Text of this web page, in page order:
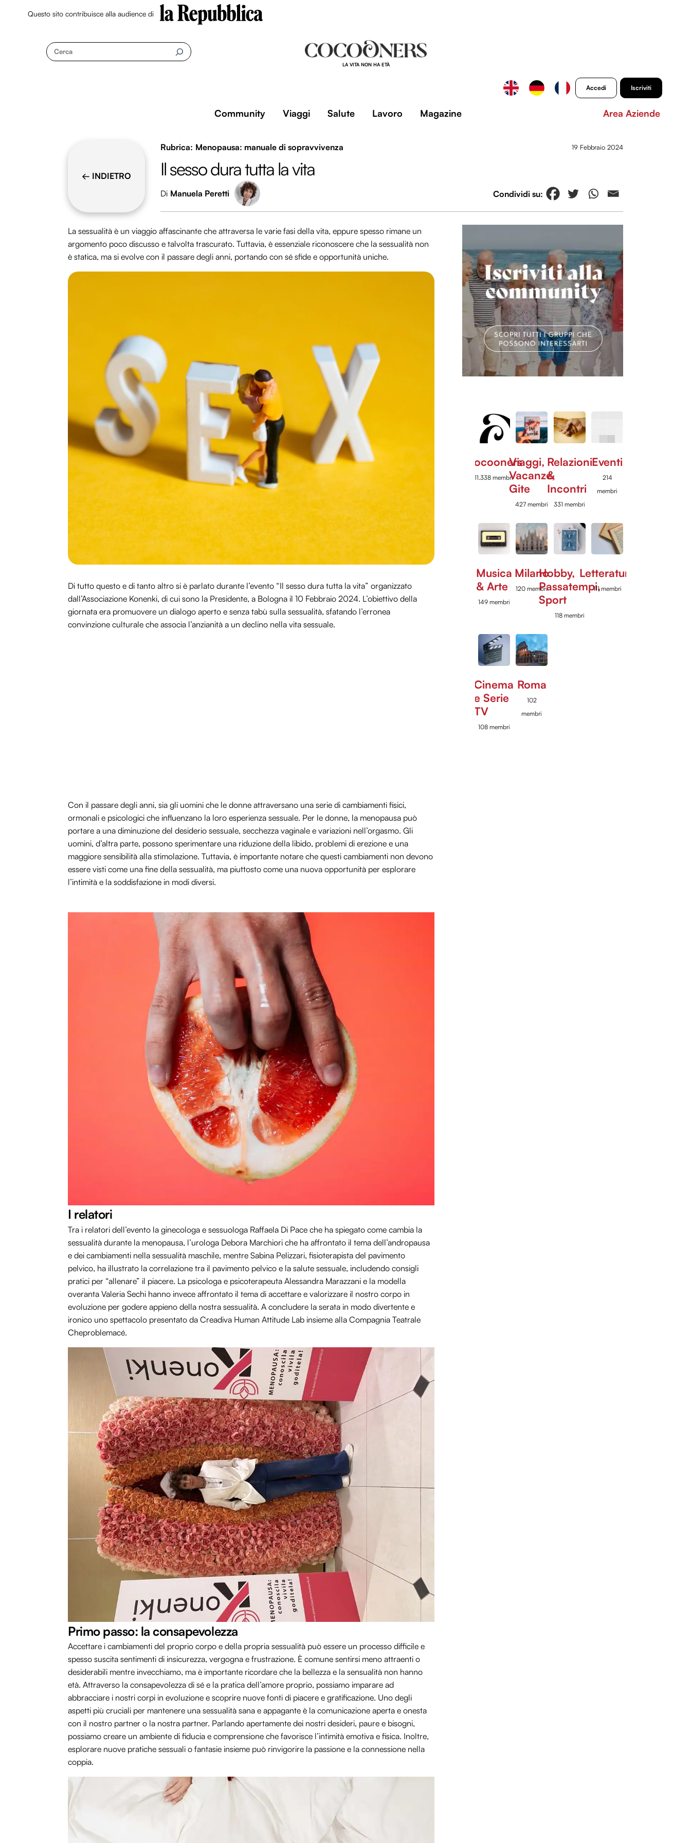
Questo sito contribuisce alla audience di
Cerca
LA VITA NON HA ETÀ
Accedi Iscriviti
Community Viaggi Salute Lavoro Magazine Area Aziende
← INDIETRO
Menopausa: manuale di sopravvivenza 19 Febbraio 2024
Il sesso dura tutta la vita
Di Manuela Peretti
La sessualità è un viaggio affascinante che attraversa le varie fasi della vita, eppure spesso rimane un
argomento poco discusso e talvolta trascurato. Tuttavia, è essenziale riconoscere che la sessualità non
è statica, ma si evolve con il passare degli anni, portando con sé sfide e opportunità uniche.
Di tutto questo e di tanto altro si è parlato durante l’evento “Il sesso dura tutta la vita” organizzato
dall’Associazione Konenki, di cui sono la Presidente, a Bologna il 10 Febbraio 2024. L’obiettivo della
giornata era promuovere un dialogo aperto e senza tabù sulla sessualità, sfatando l’erronea
convinzione culturale che associa l’anzianità a un declino nella vita sessuale.
Con il passare degli anni, sia gli uomini che le donne attraversano una serie di cambiamenti fisici,
ormonali e psicologici che influenzano la loro esperienza sessuale. Per le donne, la menopausa può
portare a una diminuzione del desiderio sessuale, secchezza vaginale e variazioni nell’orgasmo. Gli
uomini, d’altra parte, possono sperimentare una riduzione della libido, problemi di erezione e una
maggiore sensibilità alla stimolazione. Tuttavia, è importante notare che questi cambiamenti non devono
essere visti come una fine della sessualità, ma piuttosto come una nuova opportunità per esplorare
l’intimità e la soddisfazione in modi diversi.
I relatori
Tra i relatori dell’evento la ginecologa e sessuologa Raffaela Di Pace che ha spiegato come cambia la
sessualità durante la menopausa, l’urologa Debora Marchiori che ha affrontato il tema dell’andropausa
e dei cambiamenti nella sessualità maschile, mentre Sabina Pelizzari, fisioterapista del pavimento
pelvico, ha illustrato la correlazione tra il pavimento pelvico e la salute sessuale, includendo consigli
pratici per “allenare” il piacere. La psicologa e psicoterapeuta Alessandra Marazzani e la modella
overanta Valeria Sechi hanno invece affrontato il tema di accettare e valorizzare il nostro corpo in
evoluzione per godere appieno della nostra sessualità. A concludere la serata in modo divertente e
ironico uno spettacolo presentato da Creadiva Human Attitude Lab insieme alla Compagnia Teatrale
Cheproblemacé.
Primo passo: la consapevolezza
Accettare i cambiamenti del proprio corpo e della propria sessualità può essere un processo difficile e
spesso suscita sentimenti di insicurezza, vergogna e frustrazione. È comune sentirsi meno attraenti o
desiderabili mentre invecchiamo, ma è importante ricordare che la bellezza e la sensualità non hanno
età. Attraverso la consapevolezza di sé e la pratica dell’amore proprio, possiamo imparare ad
abbracciare i nostri corpi in evoluzione e scoprire nuove fonti di piacere e gratificazione. Uno degli
aspetti più cruciali per mantenere una sessualità sana e appagante è la comunicazione aperta e onesta
con il nostro partner o la nostra partner. Parlando apertamente dei nostri desideri, paure e bisogni,
possiamo creare un ambiente di fiducia e comprensione che favorisce l’intimità emotiva e fisica. Inoltre,
esplorare nuove pratiche sessuali o fantasie insieme può rinvigorire la passione e la connessione nella
coppia.
Cocooners
11.338 membri
Viaggi,
Vacanze,
Gite
427 membri
Relazioni
&
Incontri
331 membri
Eventi
214
membri
Musica
& Arte
149 membri
Milano
120 membri
Hobby,
Passatempi,
Sport
118 membri
Letteratura
111 membri
Cinema
e Serie
TV
108 membri
Roma
102
membri